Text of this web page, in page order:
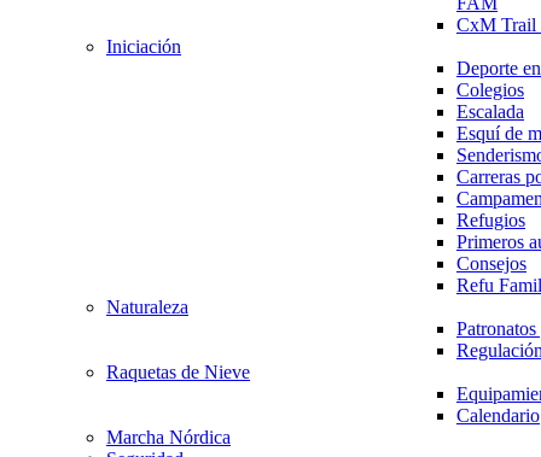
CxM
Iniciación
Deporte
Colegios
Escalada
Esquí de
Carreras
Refugios
Primeros
Consejos
Refu
Naturaleza
Raquetas de Nieve
Calendario
Marcha Nórdica